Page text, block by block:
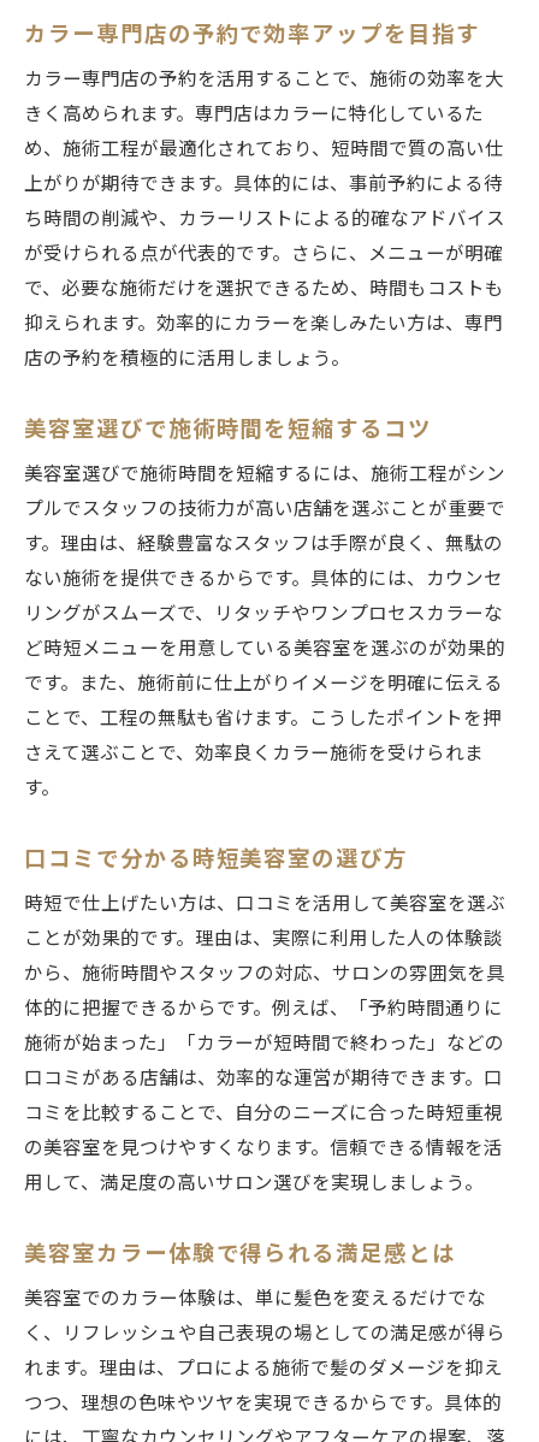
カラー専門店の予約で効率アップを目指す
カラー専門店の予約を活用することで、施術の効率を大
きく高められます。専門店はカラーに特化しているた
め、施術工程が最適化されており、短時間で質の高い仕
上がりが期待できます。具体的には、事前予約による待
ち時間の削減や、カラーリストによる的確なアドバイス
が受けられる点が代表的です。さらに、メニューが明確
で、必要な施術だけを選択できるため、時間もコストも
抑えられます。効率的にカラーを楽しみたい方は、専門
店の予約を積極的に活用しましょう。
美容室選びで施術時間を短縮するコツ
美容室選びで施術時間を短縮するには、施術工程がシン
プルでスタッフの技術力が高い店舗を選ぶことが重要で
す。理由は、経験豊富なスタッフは手際が良く、無駄の
ない施術を提供できるからです。具体的には、カウンセ
リングがスムーズで、リタッチやワンプロセスカラーな
ど時短メニューを用意している美容室を選ぶのが効果的
です。また、施術前に仕上がりイメージを明確に伝える
ことで、工程の無駄も省けます。こうしたポイントを押
さえて選ぶことで、効率良くカラー施術を受けられま
す。
口コミで分かる時短美容室の選び方
時短で仕上げたい方は、口コミを活用して美容室を選ぶ
ことが効果的です。理由は、実際に利用した人の体験談
から、施術時間やスタッフの対応、サロンの雰囲気を具
体的に把握できるからです。例えば、「予約時間通りに
施術が始まった」「カラーが短時間で終わった」などの
口コミがある店舗は、効率的な運営が期待できます。口
コミを比較することで、自分のニーズに合った時短重視
の美容室を見つけやすくなります。信頼できる情報を活
用して、満足度の高いサロン選びを実現しましょう。
美容室カラー体験で得られる満足感とは
美容室でのカラー体験は、単に髪色を変えるだけでな
く、リフレッシュや自己表現の場としての満足感が得ら
れます。理由は、プロによる施術で髪のダメージを抑え
つつ、理想の色味やツヤを実現できるからです。具体的